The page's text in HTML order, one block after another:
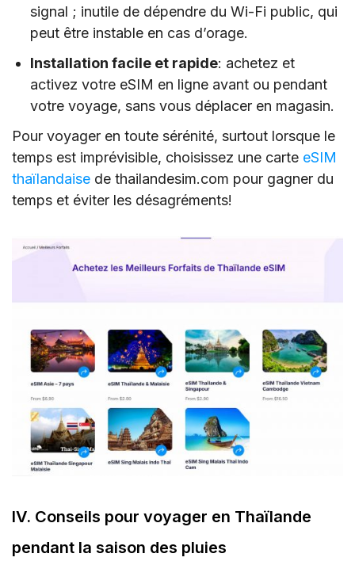
signal ; inutile de dépendre du Wi-Fi public, qui
peut être instable en cas d’orage.
Installation facile et rapide: achetez et
activez votre eSIM en ligne avant ou pendant
votre voyage, sans vous déplacer en magasin.
Pour voyager en toute sérénité, surtout lorsque le
temps est imprévisible, choisissez une carte eSIM
thaïlandaise de thailandesim.com pour gagner du
temps et éviter les désagréments!
IV. Conseils pour voyager en Thaïlande
pendant la saison des pluies